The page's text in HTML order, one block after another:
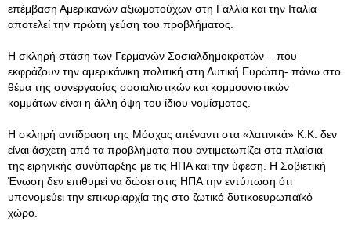
επέμβαση Αμερικανών αξιωματούχων στη Γαλλία και την Ιταλία
αποτελεί την πρώτη γεύση του προβλήματος.
Η σκληρή στάση των Γερμανών Σοσιαλδημοκρατών – που
εκφράζουν την αμερικάνικη πολιτική στη Δυτική Ευρώπη- πάνω στο
θέμα της συνεργασίας σοσιαλιστικών και κομμουνιστικών
κομμάτων είναι η άλλη όψη του ίδιου νομίσματος.
Η σκληρή αντίδραση της Μόσχας απέναντι στα «λατινικά» Κ.Κ. δεν
είναι άσχετη από τα προβλήματα που αντιμετωπίζει στα πλαίσια
της ειρηνικής συνύπαρξης με τις ΗΠΑ και την ύφεση. Η Σοβιετική
Ένωση δεν επιθυμεί να δώσει στις ΗΠΑ την εντύπωση ότι
υπονομεύει την επικυριαρχία της στο ζωτικό δυτικοευρωπαϊκό
χώρο.